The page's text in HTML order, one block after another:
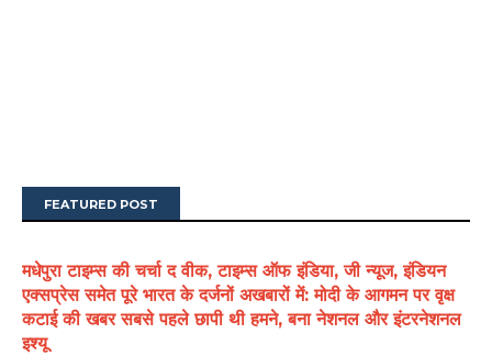
FEATURED POST
मधेपुरा टाइम्स की चर्चा द वीक, टाइम्स ऑफ इंडिया, जी न्यूज, इंडियन
एक्सप्रेस समेत पूरे भारत के दर्जनों अखबारों में: मोदी के आगमन पर वृक्ष
कटाई की खबर सबसे पहले छापी थी हमने, बना नेशनल और इंटरनेशनल
इश्यू